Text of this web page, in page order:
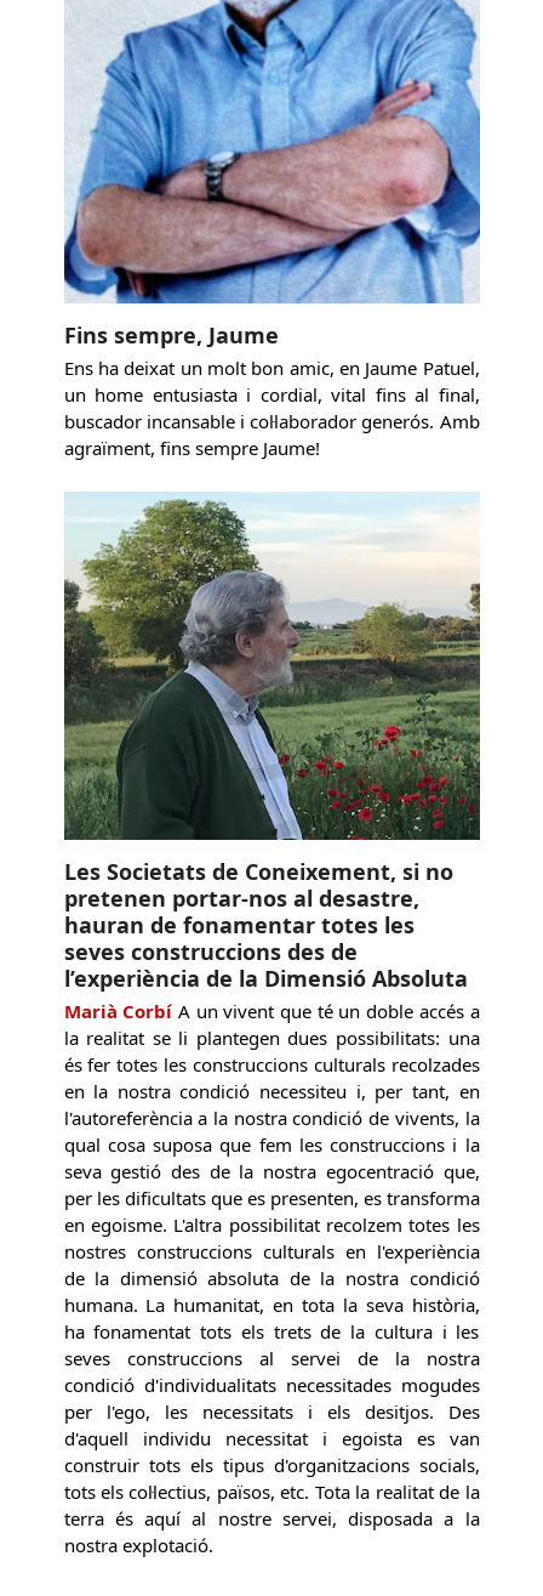
Fins sempre, Jaume
Ens ha deixat un molt bon amic, en Jaume Patuel,
un home entusiasta i cordial, vital fins al final,
buscador incansable i col·laborador generós. Amb
agraïment, fins sempre Jaume!
Les Societats de Coneixement, si no
pretenen portar-nos al desastre,
hauran de fonamentar totes les
seves construccions des de
l’experiència de la Dimensió Absoluta
Marià Corbí A un vivent que té un doble accés a
la realitat se li plantegen dues possibilitats: una
és fer totes les construccions culturals recolzades
en la nostra condició necessiteu i, per tant, en
l'autoreferència a la nostra condició de vivents, la
qual cosa suposa que fem les construccions i la
seva gestió des de la nostra egocentració que,
per les dificultats que es presenten, es transforma
en egoisme. L'altra possibilitat recolzem totes les
nostres construccions culturals en l'experiència
de la dimensió absoluta de la nostra condició
humana. La humanitat, en tota la seva història,
ha fonamentat tots els trets de la cultura i les
seves construccions al servei de la nostra
condició d'individualitats necessitades mogudes
per l'ego, les necessitats i els desitjos. Des
d'aquell individu necessitat i egoista es van
construir tots els tipus d'organitzacions socials,
tots els col·lectius, països, etc. Tota la realitat de la
terra és aquí al nostre servei, disposada a la
nostra explotació.